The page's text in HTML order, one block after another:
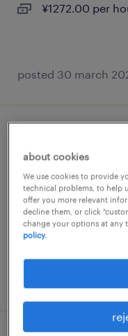
¥1272.00 per
posted 30 march
埼玉県大里郡寄
temporary
¥1279.00 per
about cookies
We use cookies to provide
technical problems, to help
offer you more relevant
decline them, or click
change your options at any
policy.